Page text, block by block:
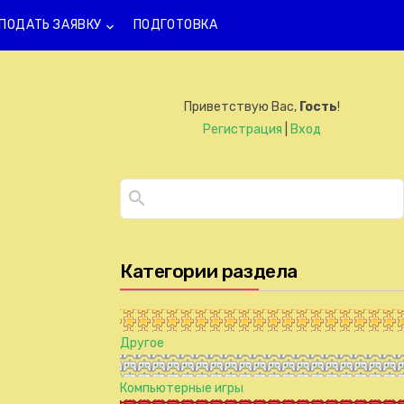
ПОДАТЬ ЗАЯВКУ keyboard_arrow_down ПОДГОТОВКА
Приветствую Вас, Гость!
Регистрация
Вход
Категории раздела
Другое
Компьютерные игры